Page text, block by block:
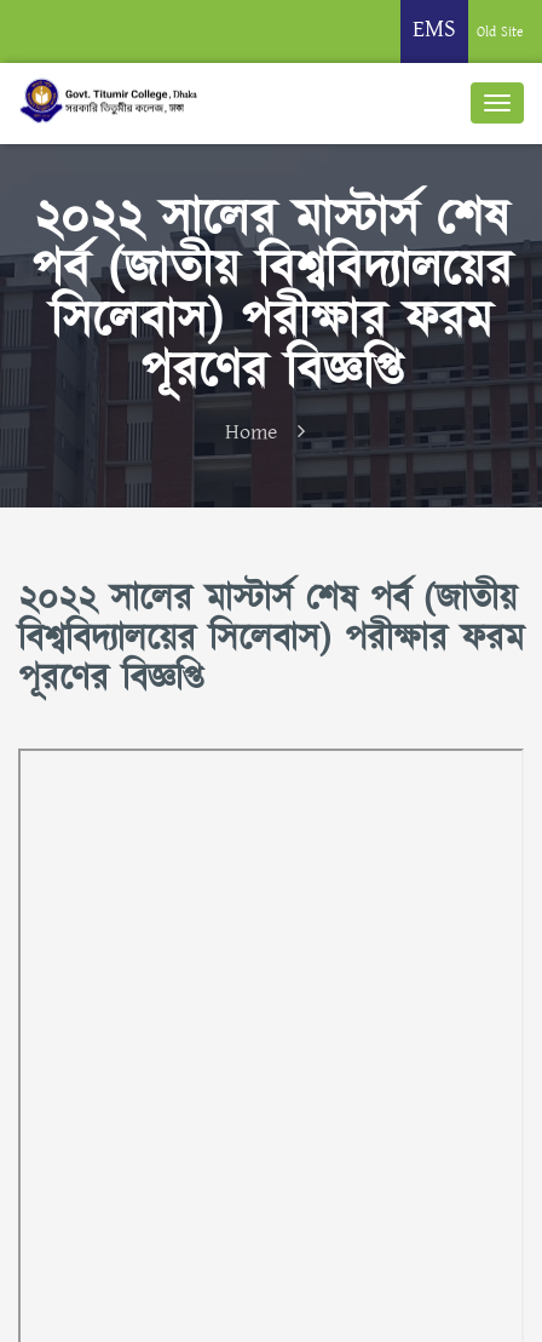
EMS Old Site
২০২২ সালের মাস্টার্স শেষ
পর্ব (জাতীয় বিশ্ববিদ্যালয়ের
সিলেবাস) পরীক্ষার ফরম
পূরণের বিজ্ঞপ্তি
Home
২০২২ সালের মাস্টার্স শেষ পর্ব (জাতীয়
বিশ্ববিদ্যালয়ের সিলেবাস) পরীক্ষার ফরম
পূরণের বিজ্ঞপ্তি